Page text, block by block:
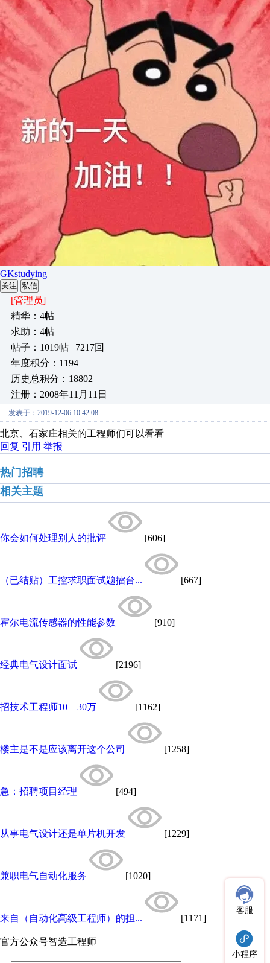
GKstudying
关注 私信
[管理员]
精华：4帖
求助：4帖
帖子：1019帖 | 7217回
年度积分：1194
历史总积分：18802
注册：2008年11月11日
发表于：2019-12-06 10:42:08
北京、石家庄相关的工程师们可以看看
回复 引用 举报
热门招聘
相关主题
你会如何处理别人的批评 [606]
（已结贴）工控求职面试题擂台... [667]
霍尔电流传感器的性能参数 [910]
经典电气设计面试 [2196]
招技术工程师10—30万 [1162]
楼主是不是应该离开这个公司 [1258]
急：招聘项目经理 [494]
从事电气设计还是单片机开发 [1229]
兼职电气自动化服务 [1020]
来自（自动化高级工程师）的担... [1171]
官方公众号智造工程师
客服
小程序